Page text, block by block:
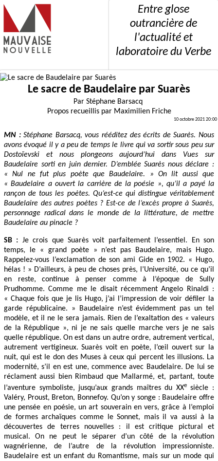
Entre glose
outrancière de
l'actualité et
laboratoire du Verbe
Le sacre de Baudelaire par Suarès
Par Stéphane Barsacq
Propos recueillis par Maximilien Friche
10 octobre 2021 20:00
MN :Stéphane Barsacq, vous rééditez des écrits de Suarès. Nous
avons évoqué il y a peu de temps le livre qui va sortir sous peu sur
Dostoïevski et nous plongeons aujourd’hui dans Vues sur
Baudelaire sorti en juin dernier. D’emblée Suarès nous déclare :
« Nul ne fut plus poète que Baudelaire. » On lit aussi que
« Baudelaire a ouvert la carrière de la poésie », qu’il a payé la
rançon de tous les poètes. Qu’est-ce qui distingue véritablement
Baudelaire des autres poètes ? Est-ce de l’excès propre à Suarès,
personnage radical dans le monde de la littérature, de mettre
Baudelaire au pinacle ?
SB : Je crois que Suarès voit parfaitement l’essentiel. En son
temps, le « grand poète » n’est pas Baudelaire, mais Hugo.
Rappelez-vous l’exclamation de son ami Gide en 1902. « Hugo,
hélas ! » D’ailleurs, à peu de choses près, l’Université, ou ce qu’il
en reste, continue à penser comme à l’époque de Sully
Prudhomme. Comme me le disait récemment Angelo Rinaldi :
« Chaque fois que je lis Hugo, j’ai l’impression de voir défiler la
garde républicaine. » Baudelaire n’est évidemment pas un tel
modèle, et il ne le sera jamais. Rien de l’exaltation des « valeurs
de la République », ni je ne sais quelle marche vers je ne sais
quelle république. On est dans un autre ordre, autrement vertical,
autrement vertigineux. Suarès voit en poète, l’œil ouvert sur la
nuit, qui est le don des Muses à ceux qui percent les illusions. La
modernité, s’il en est une, commence avec Baudelaire. De lui se
réclament aussi bien Rimbaud que Mallarmé, et, partant, toute
l’aventure symboliste, jusqu’aux grands maîtres du XXesiècle :
Valéry, Proust, Breton, Bonnefoy. Qu’on y songe : Baudelaire offre
une pensée en poésie, un art souverain en vers, grâce à l’emploi
de formes archaïques comme le Sonnet, mais il va aussi à la
découvertes de terres nouvelles : il est critique pictural et
musical. On ne peut le séparer d’un côté de la révolution
wagnérienne, de l’autre de la révolution impressionniste.
Baudelaire est un enfant du Romantisme, mais sur un mode qui